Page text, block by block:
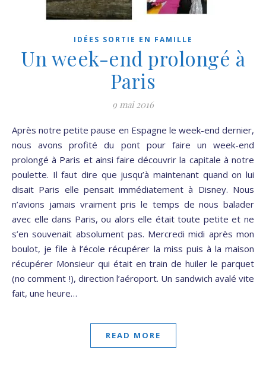
IDÉES SORTIE EN FAMILLE
Un week-end prolongé à
Paris
9 mai 2016
Après notre petite pause en Espagne le week-end dernier,
nous avons profité du pont pour faire un week-end
prolongé à Paris et ainsi faire découvrir la capitale à notre
poulette. Il faut dire que jusqu’à maintenant quand on lui
disait Paris elle pensait immédiatement à Disney. Nous
n’avions jamais vraiment pris le temps de nous balader
avec elle dans Paris, ou alors elle était toute petite et ne
s’en souvenait absolument pas. Mercredi midi après mon
boulot, je file à l’école récupérer la miss puis à la maison
récupérer Monsieur qui était en train de huiler le parquet
(no comment !), direction l’aéroport. Un sandwich avalé vite
fait, une heure…
READ MORE